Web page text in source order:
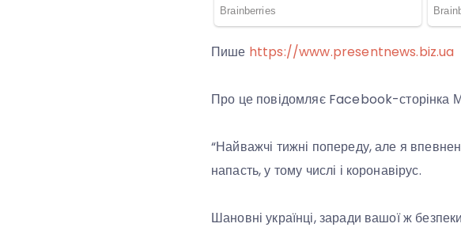
Пише https://www.presentnews.biz.ua
Про це повідомляє Facebook-сторінка
“Найважчі тижні попереду, але я
напасть, у тому числі і коронавірус.
Шановні українці, заради вашої ж